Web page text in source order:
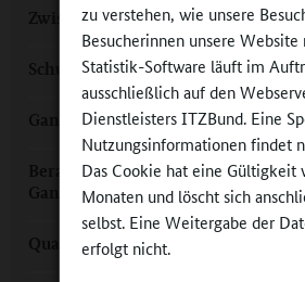
zu verstehen, wie unsere
Besucherinnen unsere Website
Statistik-Software läuft im
ausschließlich auf den
Dienstleisters ITZBund. Eine
Nutzungsinformationen findet
Das Cookie hat eine Gültigkeit
Monaten und löscht sich
selbst. Eine Weitergabe der
erfolgt nicht.
Zwischen den Meeren: Team
Schulen lernen von Schulen
Ganztagsschulkongress 2019:
Beratungsforum "Auf dem Weg zur
Ganztagsschule"
Qualität im Ganztag – gemeinsam